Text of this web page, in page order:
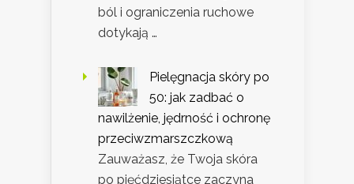
ból i ograniczenia ruchowe
dotykają …
Pielęgnacja skóry po
50: jak zadbać o
nawilżenie, jędrność i ochronę
przeciwzmarszczkową
Zauważasz, że Twoja skóra
po pięćdziesiątce zaczyna